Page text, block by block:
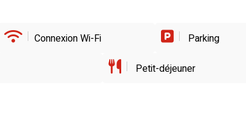
Connexion Wi-Fi Parking
Petit-déjeuner